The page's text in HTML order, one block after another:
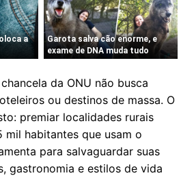
da ONU não busca
ou destinos de massa. O
premiar localidades rurais
mil habitantes que usam o
para salvaguardar suas
gastronomia e estilos de vida